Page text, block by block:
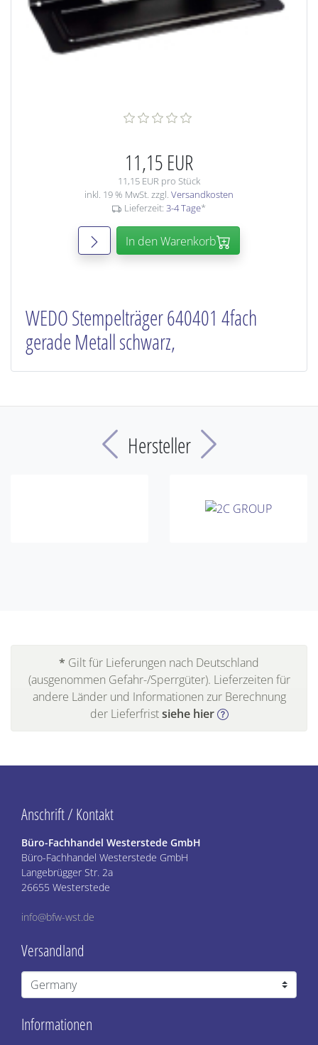
11,15 EUR
11,15 EUR pro Stück
inkl. 19 % MwSt. zzgl. Versandkosten
Lieferzeit: 3-4 Tage*
In den Warenkorb
WEDO Stempelträger 640401 4fach
gerade Metall schwarz,
Previous
Hersteller
* Gilt für Lieferungen nach Deutschland
(ausgenommen Gefahr-/Sperrgüter). Lieferzeiten für
andere Länder und Informationen zur Berechnung
der Lieferfristsiehe hier
Informationen
Anschrift / Kontakt
Büro-Fachhandel Westerstede GmbH
Büro-Fachhandel Westerstede GmbH
Langebrügger Str. 2a
26655 Westerstede
info@bfw-wst.de
Versandland